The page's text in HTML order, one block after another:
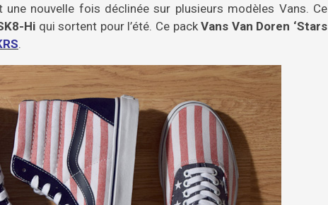
nouvelle fois déclinée sur plusieurs modèles Vans. Ce
Hi qui sortent pour l’été. Ce packVans Van Doren ‘Stars
.